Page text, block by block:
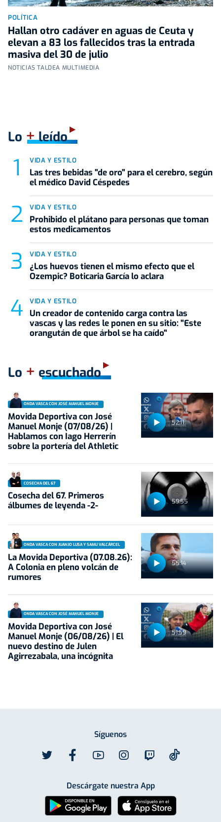
POLÍTICA
Hallan otro cadáver en aguas de Ceuta y
elevan a 83 los fallecidos tras la entrada
masiva del 30 de julio
NOTICIAS TALDEA MULTIMEDIA
Lo +leído
VIDA Y ESTILO
Las tres bebidas "de oro" para el cerebro, según
el médico David Céspedes
VIDA Y ESTILO
Prohibido el plátano para personas que toman
estos medicamentos
VIDA Y ESTILO
¿Los huevos tienen el mismo efecto que el
Ozempic? Boticaria García lo aclara
VIDA Y ESTILO
Un creador de contenido carga contra las
vascas y las redes le ponen en su sitio: "Este
orangután de que árbol se ha caído"
Lo + escuchado
52:11
ONDA VASCA CON JOSÉ MANUEL MONJE
Movida Deportiva con José
Manuel Monje (07/08/26) |
Hablamos con Iago Herrerín
sobre la portería del Athletic
59:55
COSECHA DEL 67
Cosecha del 67. Primeros
álbumes de leyenda -2-
55:14
ONDA VASCA CON JUANJO LUSA Y SAMU VALCÁRCEL
La Movida Deportiva (07.08.26):
A Colonia en pleno volcán de
rumores
51:59
ONDA VASCA CON JOSÉ MANUEL MONJE
Movida Deportiva con José
Manuel Monje (06/08/26) | El
nuevo destino de Julen
Agirrezabala, una incógnita
Síguenos
Descárgate nuestra App